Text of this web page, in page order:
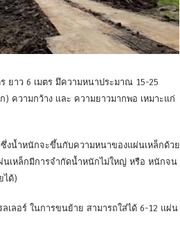
ยาว 6 เมตร มึความหนาประมาณ 15-25
ความกว้าง และ ความยาวมากพอ เหมาะแก่
งน้ำหนักจะขึ้นกับความหนาของแผ่นเหล็กด้วย
นเหล็กมีการจำกัดน้ำหนักไม่ใหญ่ หรือ หนักจน
ได้)
เลอร์ ในการขนย้าย สามารถใส่ได้ 6-12 แผ่น